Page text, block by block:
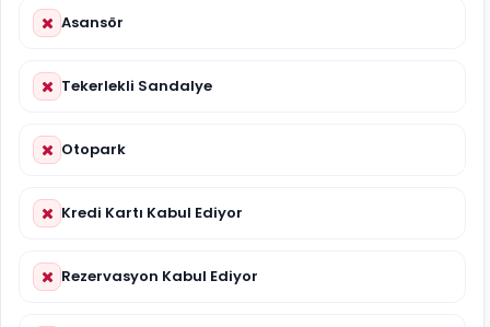
Asansör
Tekerlekli Sandalye
Otopark
Kredi Kartı Kabul Ediyor
Rezervasyon Kabul Ediyor